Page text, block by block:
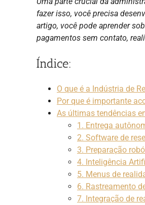
fazer isso, você precisa
artigo, você pode aprender
pagamentos sem contato,
Índice:
O que é a Indústria de
Por que é importante
As últimas tendências
1. Entrega
2. Software de
3. Preparação
4. Inteligência
5. Menus de
6. Rastreamento
7. Integração de